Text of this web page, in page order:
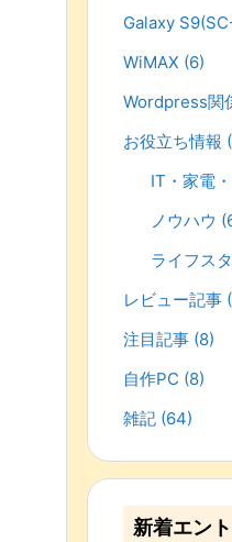
Galaxy
WiMAX (6)
Wordpress関
お役立ち情報
IT・家電
ノウハウ
ライフス
レビュー記事
注目記事 (8)
自作PC (8)
雑記 (64)
新着エン